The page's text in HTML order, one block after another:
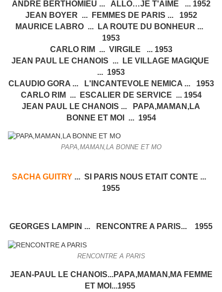
ANDRE BERTHOMIEU ... ALLO…JE T'AIME ... 1952
JEAN BOYER ... FEMMES DE PARIS ... 1952
MAURICE LABRO ... LA ROUTE DU BONHEUR ...
1953
CARLO RIM ... VIRGILE ... 1953
JEAN PAUL LE CHANOIS ... LE VILLAGE MAGIQUE
... 1953
CLAUDIO GORA ... L'INCANTEVOLE NEMICA ... 1953
CARLO RIM ... ESCALIER DE SERVICE ... 1954
JEAN PAUL LE CHANOIS ... PAPA,MAMAN,LA
BONNE ET MOI ... 1954
PAPA,MAMAN,LA BONNE ET MO
SACHA GUITRY ... SI PARIS NOUS ETAIT CONTE ...
1955
GEORGES LAMPIN ... RENCONTRE A PARIS... 1955
RENCONTRE A PARIS
JEAN-PAUL LE CHANOIS...PAPA,MAMAN,MA FEMME
ET MOI...1955